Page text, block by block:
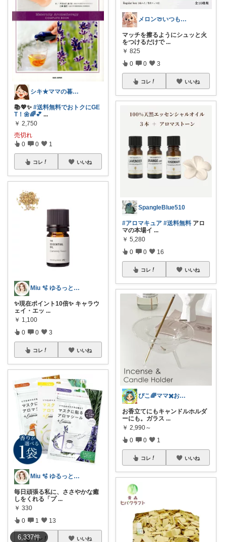
6,337件
シキ★ママの暮らし、キッズ
📚💖✨ #送料無料でおトクにGE
T！🌼🌈💕 ...
￥ 2,750
売切れ
0 0 1
コレ いいね
Miu 🫧 ゆるっと自分磨き。
✨現在ポイント10倍✨ キャラウ
ェイ・エッ ...
￥ 1,100
0 0 3
コレ いいね
Miu 🫧 ゆるっと自分磨き。
毎日頑張る私に、ささやかな癒
しをくれる「プ ...
￥ 330
0 1 13
コレ いいね
メロン🍈いつも感謝様✨️
マッチを擦るようにシュッと火
をつけるだけで ...
￥ 825
0 0 3
コレ いいね
SpangleBlue510
#アロマキュア #送料無料 アロ
マの本場イ ...
￥ 5,280
0 0 16
コレ いいね
ぴこ🌈ママ✖️お洒落✖️お得
お香立てにもキャンドルホルダ
ーにも。ガラス ...
￥ 2,990～
0 0 1
コレ いいね